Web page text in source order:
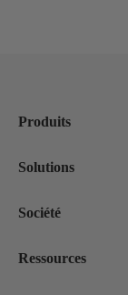
Produits
Solutions
Société
Ressources